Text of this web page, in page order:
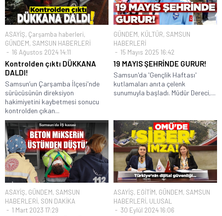
ASAYİŞ, Çarşamba haberleri,
GÜNDEM, SAMSUN HABERLERİ
16 Ağustos 2024 14:11
Kontrolden çıktı DÜKKANA
DALDI!
Samsun’un Çarşamba İlçesi'nde
sürücüsünün direksiyon
hakimiyetini kaybetmesi sonucu
kontrolden çıkan...
GÜNDEM, KÜLTÜR, SAMSUN
HABERLERİ
15 Mayıs 2025 16:42
19 MAYIS ŞEHRİNDE GURUR!
Samsun'da 'Gençlik Haftası'
kutlamaları anıta çelenk
sunumuyla başladı. Müdür Dereci,...
ASAYİŞ, GÜNDEM, SAMSUN
HABERLERİ, SON DAKİKA
1 Mart 2023 17:29
ASAYİŞ, EĞİTİM, GÜNDEM, SAMSUN
HABERLERİ, ULUSAL
30 Eylül 2024 16:06